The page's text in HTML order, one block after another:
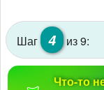
Шаг 4 из 9:
Что-то